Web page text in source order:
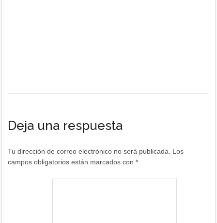
Deja una respuesta
Tu dirección de correo electrónico no será publicada.
Los
campos obligatorios están marcados con*